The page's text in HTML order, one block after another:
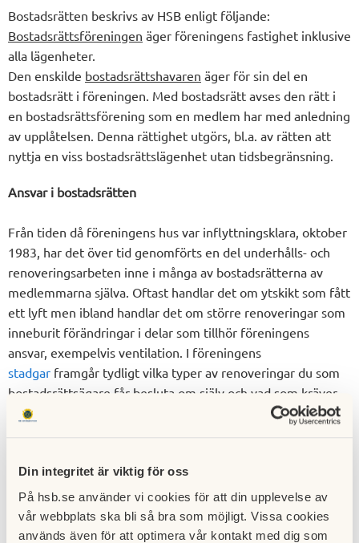
Din integritet är viktig för oss
På hsb.se använder vi cookies för att din upplevelse av
vår webbplats ska bli så bra som möjligt. Vissa cookies
används även för att optimera vår kontakt med dig som
Bostadsrätten beskrivs av HSB enligt följande:
Bostadsrättsföreningen äger föreningens fastighet inklusive
alla lägenheter.
Den enskilde bostadsrättshavaren äger för sin del en
bostadsrätt i föreningen. Med bostadsrätt avses den rätt i
en bostadsrättsförening som en medlem har med anledning
av upplåtelsen. Denna rättighet utgörs, bl.a. av rätten att
nyttja en viss bostadsrättslägenhet utan tidsbegränsning.
Ansvar i bostadsrätten
Från tiden då föreningens hus var inflyttningsklara, oktober
1983, har det över tid genomförts en del underhålls- och
renoveringsarbeten inne i många av bostadsrätterna av
medlemmarna själva. Oftast handlar det om ytskikt som fått
ett lyft men ibland handlar det om större renoveringar som
inneburit förändringar i delar som tillhör föreningens
ansvar, exempelvis ventilation. I föreningens
stadgar framgår tydligt vilka typer av renoveringar du som
bostadsrättsägare får besluta om själv och vad som kräver
styrelsens godkännande.
och sedan tillträder bostadsrätten övertar man samtidigt
ansvaret för lägenheten i sitt befintliga skick såsom tidigare
ägare lämnar den, även om renoveringar gjorts på de
områden som föreningen generellt har ansvar för. Upptäcks